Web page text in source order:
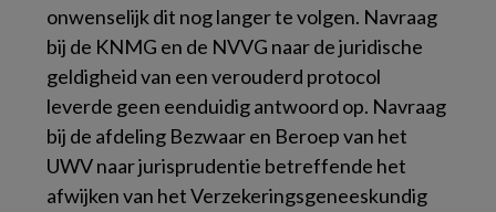
onwenselijk dit nog langer te volgen. Navraag
bij de KNMG en de NVVG naar de juridische
geldigheid van een verouderd protocol
leverde geen eenduidig antwoord op. Navraag
bij de afdeling Bezwaar en Beroep van het
UWV naar jurisprudentie betreffende het
afwijken van hetVerzekeringsgeneeskundig